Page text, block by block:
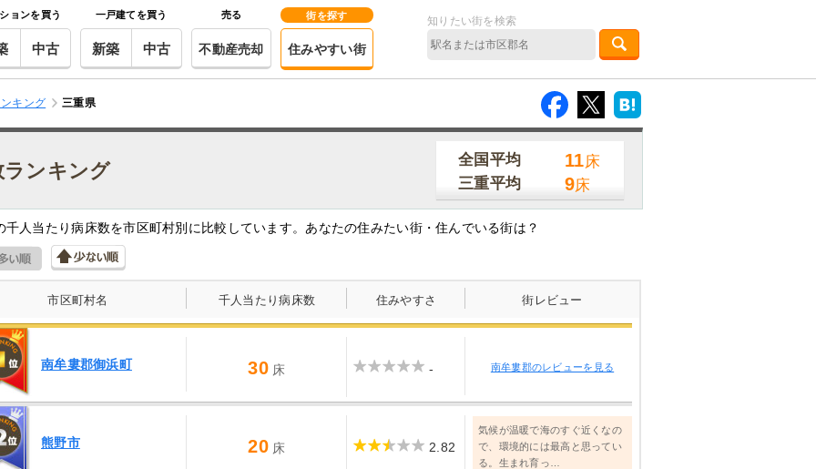
ョンを買う
中古
一戸建てを買う
新築 中古
売る
不動産売却
街を探す
住みやすい街
知りたい街を検索
キング 三重県
ランキング 全国平均 11床
三重平均
9床
千人当たり病床数を市区町村別に比較しています。あなたの住みたい街・住んでいる街は？
市区町村名 千人当たり病床数 住みやすさ 街レビュー
南牟婁郡御浜町 30 床 - 南牟婁郡のレビューを見る
熊野市 20 床 2.82
気候が温暖で海のすぐ近くなの
で、環境的には最高と思ってい
る。生まれ育っ…